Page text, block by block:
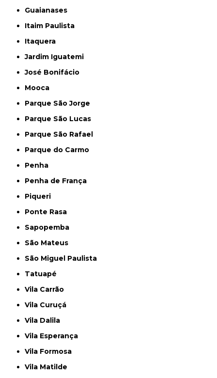
Guaianases
Itaim Paulista
Itaquera
Jardim Iguatemi
José Bonifácio
Mooca
Parque São Jorge
Parque São Lucas
Parque São Rafael
Parque do Carmo
Penha
Penha de França
Piqueri
Ponte Rasa
Sapopemba
São Mateus
São Miguel Paulista
Tatuapé
Vila Carrão
Vila Curuçá
Vila Dalila
Vila Esperança
Vila Formosa
Vila Matilde